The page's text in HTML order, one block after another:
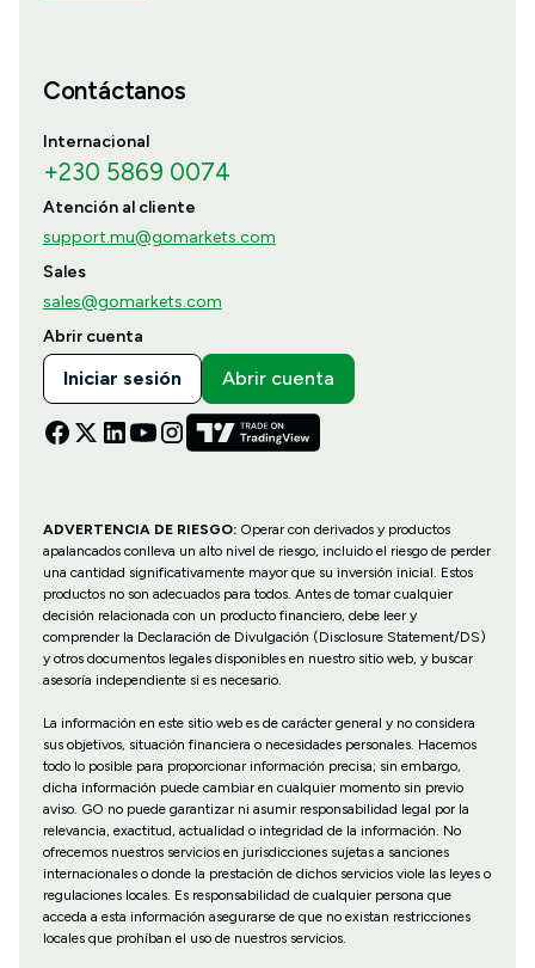
Contáctanos
Internacional
+230 5869 0074
Atención al cliente
support.mu@gomarkets.com
Sales
sales@gomarkets.com
Abrir cuenta
Iniciar sesión Abrir cuenta
ADVERTENCIA DE RIESGO:Operar con derivados y productos
apalancados conlleva un alto nivel de riesgo, incluido el riesgo de perder
una cantidad significativamente mayor que su inversión inicial. Estos
productos no son adecuados para todos. Antes de tomar cualquier
decisión relacionada con un producto financiero, debe leer y
comprender la Declaración de Divulgación (Disclosure Statement/DS)
y otros documentos legales disponibles en nuestro sitio web, y buscar
asesoría independiente si es necesario.
La información en este sitio web es de carácter general y no considera
sus objetivos, situación financiera o necesidades personales. Hacemos
todo lo posible para proporcionar información precisa; sin embargo,
dicha información puede cambiar en cualquier momento sin previo
aviso. GO no puede garantizar ni asumir responsabilidad legal por la
relevancia, exactitud, actualidad o integridad de la información. No
ofrecemos nuestros servicios en jurisdicciones sujetas a sanciones
internacionales o donde la prestación de dichos servicios viole las leyes o
regulaciones locales. Es responsabilidad de cualquier persona que
acceda a esta información asegurarse de que no existan restricciones
locales que prohíban el uso de nuestros servicios.